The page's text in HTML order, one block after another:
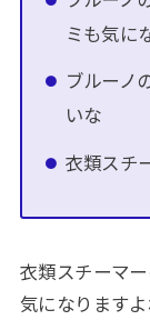
ミも気に
ブルーノ
いな
衣類スチ
衣類スチーマ
気になります